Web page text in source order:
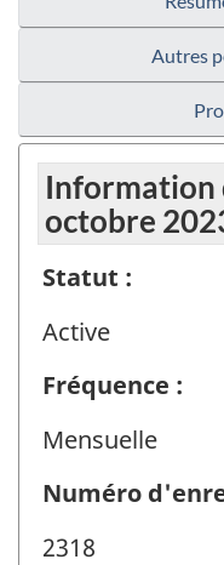
Autres
Information
octobre
Statut :
Active
Fréquence :
Mensuelle
Numéro
2318